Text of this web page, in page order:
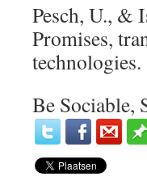
Pesch, U., &
Promises,
Be Sociable,